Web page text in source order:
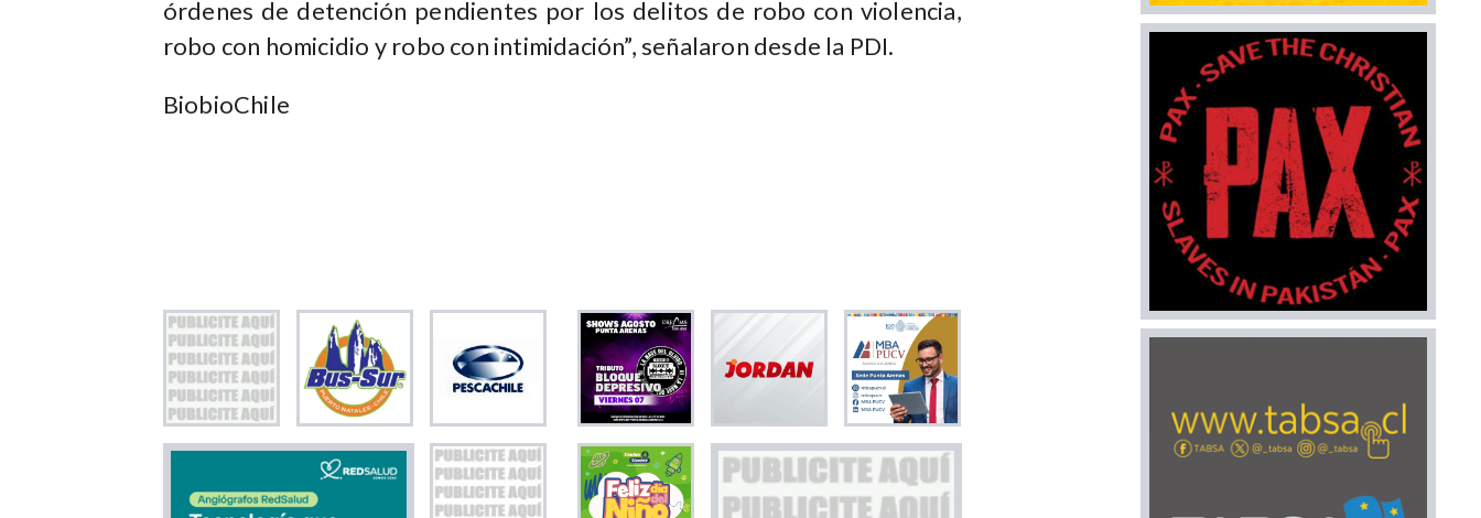
órdenes de detención pendientes por los delitos de robo con violencia,
robo con homicidio y robo con intimidación”, señalaron desde la PDI.
BiobioChile